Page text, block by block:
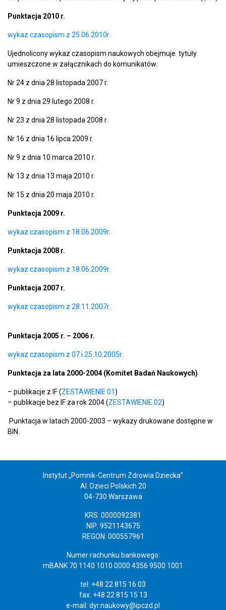
Punktacja 2010 r.
wykaz czasopism z 25.06.2010r.
Ujednolicony wykaz czasopism naukowych obejmuje tytuły
umieszczone w załącznikach do komunikatów:
Nr 24 z dnia 28 listopada 2007 r.
Nr 9 z dnia 29 lutego 2008 r.
Nr 23 z dnia 28 listopada 2008 r.
Nr 16 z dnia 16 lipca 2009 r.
Nr 9 z dnia 10 marca 2010 r.
Nr 13 z dnia 13 maja 2010 r.
Nr 15 z dnia 20 maja 2010 r.
Punktacja 2009 r.
wykaz czasopism z 18.06.2009r.
Punktacja 2008 r.
wykaz czasopism z 18.06.2009r.
Punktacja 2007 r.
wykaz czasopism z 28.11.2007r.
Punktacja 2005 r. – 2006 r.
wykaz czasopism z 07 i 25.10.2005r.
Punktacja za lata 2000-2004 (Komitet Badań Naukowych)
– publikacje z IF (ZESTAWIENIE 01)
– publikacje bez IF za rok 2004 (ZESTAWIENIE 02)
Punktacja w latach 2000-2003 – wykazy drukowane dostępne w
BIN.
Instytut „Pomnik-Centrum Zdrowia Dziecka”
Al. Dzieci Polskich 20
04-730 Warszawa
KRS: 0000092381
NIP: 9521143675
REGON: 000557961
Numer rachunku bankowego:
mBANK 70 1140 1010 0000 4356 9500 1001
tel: +48 22 815 16 03
fax: +48 22 815 15 13
e-mail: dyr.naukowy@ipczd.pl